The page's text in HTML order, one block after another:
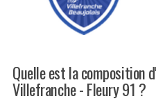
Quelle est la composition
Villefranche - Fleury 91 ?